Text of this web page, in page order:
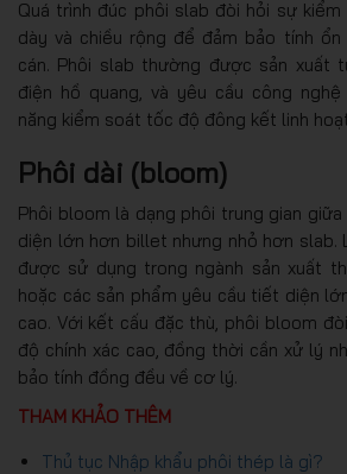
Quá trình đúc phôi slab đòi hỏi sự
dày và chiều rộng để đảm bảo tính
cán. Phôi slab thường được sản xuất
điện hồ quang, và yêu cầu công
năng kiểm soát tốc độ đông kết linh
Phôi dài (bloom)
Phôi bloom là dạng phôi trung gian
diện lớn hơn billet nhưng nhỏ hơn slab.
được sử dụng trong ngành sản xuất
hoặc các sản phẩm yêu cầu tiết diện
cao. Với kết cấu đặc thù, phôi bloom
độ chính xác cao, đồng thời cần xử lý
bảo tính đồng đều về cơ lý.
THAM KHẢO THÊM
Thủ tục Nhập khẩu phôi thép là gì?